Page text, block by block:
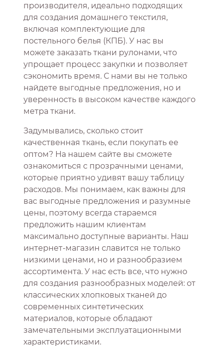
производителя, идеально подходящих
для создания домашнего текстиля,
включая комплектующие для
постельного белья (КПБ). У нас вы
можете заказать ткани рулонами, что
упрощает процесс закупки и позволяет
сэкономить время. С нами вы не только
найдете выгодные предложения, но и
уверенность в высоком качестве каждого
метра ткани.
Задумывались, сколько стоит
качественная ткань, если покупать ее
оптом? На нашем сайте вы сможете
ознакомиться с прозрачными ценами,
которые приятно удивят вашу таблицу
расходов. Мы понимаем, как важны для
вас выгодные предложения и разумные
цены, поэтому всегда стараемся
предложить нашим клиентам
максимально доступные варианты. Наш
интернет-магазин славится не только
низкими ценами, но и разнообразием
ассортимента. У нас есть все, что нужно
для создания разнообразных моделей: от
классических хлопковых тканей до
современных синтетических
материалов, которые обладают
замечательными эксплуатационными
характеристиками.